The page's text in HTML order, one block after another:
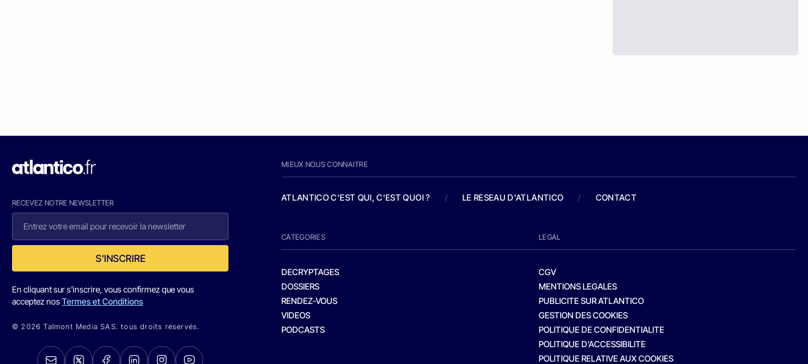
RECEVEZ NOTRE NEWSLETTER
S'INSCRIRE
En cliquant sur s'inscrire, vous confirmez que vous
acceptez nosTermes et Conditions
© 2026 Talmont Media SAS. tous droits réservés.
MIEUX NOUS CONNAITRE
ATLANTICO C'EST QUI, C'EST QUOI ? / LE RESEAU D'ATLANTICO / CONTACT
CATEGORIES
DECRYPTAGES
DOSSIERS
RENDEZ-VOUS
VIDEOS
PODCASTS
LEGAL
CGV
MENTIONS LEGALES
PUBLICITE SUR ATLANTICO
GESTION DES COOKIES
POLITIQUE DE CONFIDENTIALITE
POLITIQUE D’ACCESSIBILITE
POLITIQUE RELATIVE AUX COOKIES